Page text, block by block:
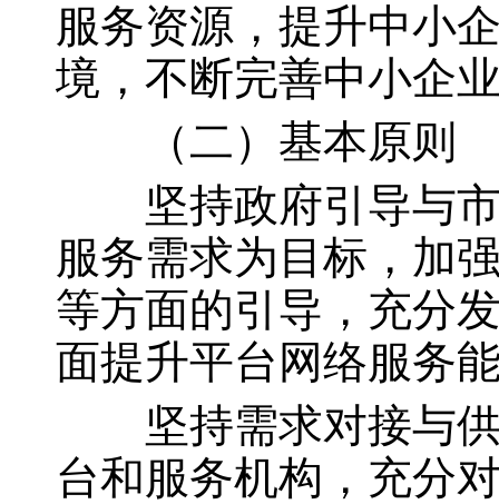
服务资源，提升中小
境，不断完善中小企
（二）基本原则
坚持政府引导与市
服务需求为目标，加
等方面的引导，充分
面提升平台网络服务
坚持需求对接与供
台和服务机构，充分